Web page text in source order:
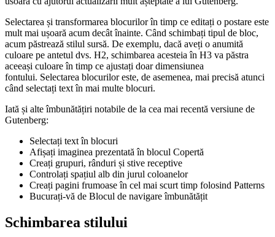
Selectarea și transformarea blocurilor în timp ce editați o postare este
mult mai ușoară acum decât înainte. Când schimbați tipul de bloc,
acum păstrează stilul sursă. De exemplu, dacă aveți o anumită
culoare pe antetul dvs. H2, schimbarea acesteia în H3 va păstra
aceeași culoare în timp ce ajustați doar dimensiunea
fontului. Selectarea blocurilor este, de asemenea, mai precisă atunci
când selectați text în mai multe blocuri.
Iată și alte îmbunătățiri notabile de la cea mai recentă versiune de
Gutenberg:
Selectați text în blocuri
Afișați imaginea prezentată în blocul Copertă
Creați grupuri, rânduri și stive receptive
Controlați spațiul alb din jurul coloanelor
Creați pagini frumoase în cel mai scurt timp folosind Patterns
Bucurați-vă de Blocul de navigare îmbunătățit
Schimbarea stilului